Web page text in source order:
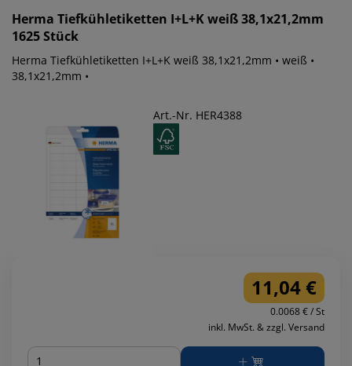
Herma Tiefkühletiketten I+L+K weiß 38,1x21,2mm
1625 Stück
Herma Tiefkühletiketten I+L+K weiß 38,1x21,2mm • weiß •
38,1x21,2mm •
Art.-Nr. HER4388
11,04 €
0.0068 € / St
inkl. MwSt. & zzgl. Versand
Menge